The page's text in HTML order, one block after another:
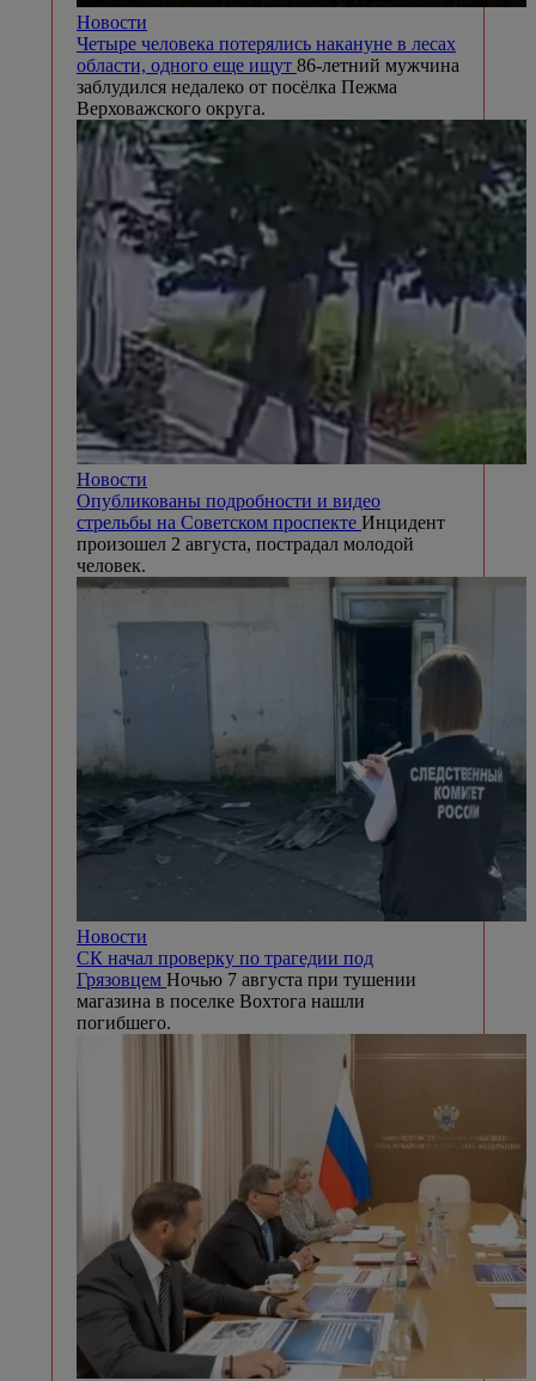
Новости
Четыре человека потерялись накануне в лесах
области, одного еще ищут 86-летний мужчина
заблудился недалеко от посёлка Пежма
Верховажского округа.
Новости
Опубликованы подробности и видео
стрельбы на Советском проспекте Инцидент
произошел 2 августа, пострадал молодой
человек.
Новости
СК начал проверку по трагедии под
Грязовцем Ночью 7 августа при тушении
магазина в поселке Вохтога нашли
погибшего.